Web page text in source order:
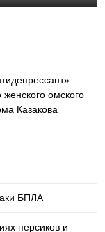
—
омского
Казакова
БПЛА
персиков и